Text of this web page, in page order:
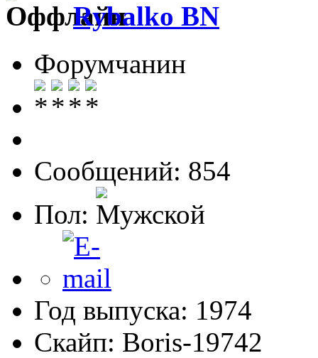
Rybalko BN
Форумчанин
Сообщений: 854
Пол:
Год выпуска: 1974
Скайп: Boris-19742